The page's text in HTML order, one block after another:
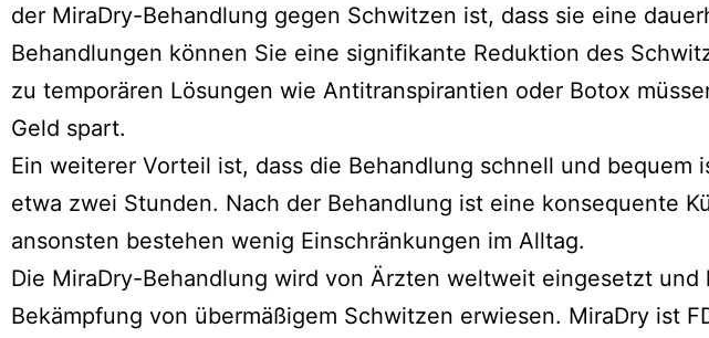
der MiraDry-Behandlung gegen Schwitzen ist, dass sie eine
Behandlungen können Sie eine signifikante Reduktion des
zu temporären Lösungen wie Antitranspirantien oder Botox
Geld spart.
Ein weiterer Vorteil ist, dass die Behandlung schnell und
etwa zwei Stunden. Nach der Behandlung ist eine konsequente
ansonsten bestehen wenig Einschränkungen im Alltag.
Die MiraDry-Behandlung wird von Ärzten weltweit eingesetzt
Bekämpfung von übermäßigem Schwitzen erwiesen. MiraDry ist